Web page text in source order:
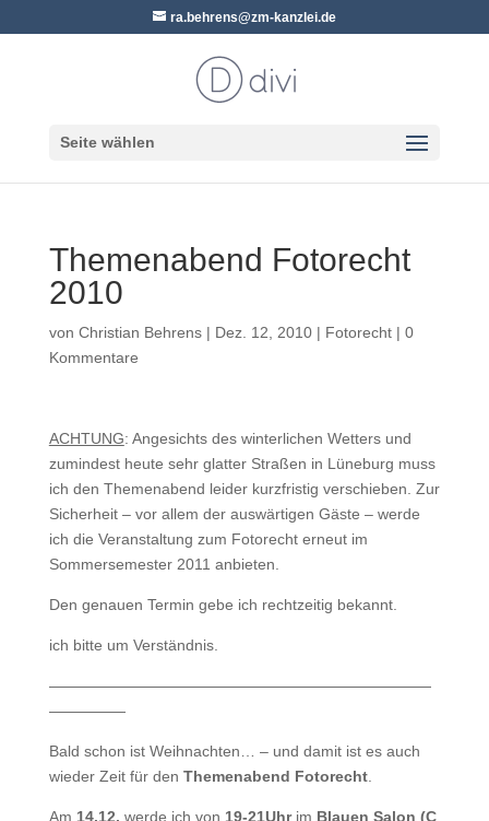
ra.behrens@zm-kanzlei.de
Seite wählen
Themenabend Fotorecht
2010
von Christian Behrens| Dez. 12, 2010| Fotorecht| 0
Kommentare
ACHTUNG: Angesichts des winterlichen Wetters und
zumindest heute sehr glatter Straßen in Lüneburg muss
ich den Themenabend leider kurzfristig verschieben. Zur
Sicherheit – vor allem der auswärtigen Gäste – werde
ich die Veranstaltung zum Fotorecht erneut im
Sommersemester 2011 anbieten.
Den genauen Termin gebe ich rechtzeitig bekannt.
ich bitte um Verständnis.
—————————————————————————
—————
Bald schon ist Weihnachten… – und damit ist es auch
wieder Zeit für den Themenabend Fotorecht.
Am 14.12. werde ich von 19-21Uhrim Blauen Salon (C